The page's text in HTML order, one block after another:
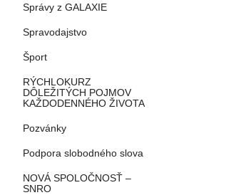
Správy z GALAXIE
Spravodajstvo
Šport
RÝCHLOKURZ
DÔLEŽITÝCH POJMOV
KAŽDODENNÉHO ŽIVOTA
Pozvánky
Podpora slobodného slova
NOVÁ SPOLOČNOSŤ –
SNRO